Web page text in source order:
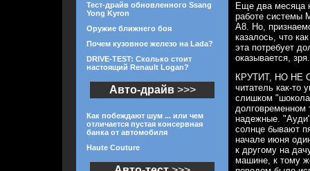
Тест-драйв обновленного Ssang
Yong Kyron
Оружие ближнего боя
Почем кузовное железо на Lada?
DRIVE-TEST: Сколько стоит
настоящий Renault Logan?
Авто-драйв >>>
Как побеждают шум ... или чем
отличается пустая консервная
банка от автомобиля
Haute Couture
Еще два месяца
работе системы
А8. Но,
казалось, что
эта потребует
оказывается,
КРУТИТ, НО НЕ
читатель как-то
слишком
долговременном
надежные.
солнце бывают
начале июня
к другому на
машине, к тому